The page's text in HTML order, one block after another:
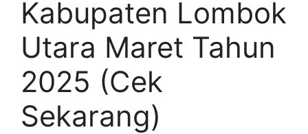
Kabupaten Lombok
Utara Maret Tahun
2025 (Cek
Sekarang)